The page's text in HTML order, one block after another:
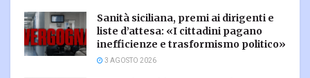
Sanità siciliana, premi ai dirigenti e
liste d’attesa: «I cittadini pagano
inefficienze e trasformismo politico»
3 AGOSTO 2026